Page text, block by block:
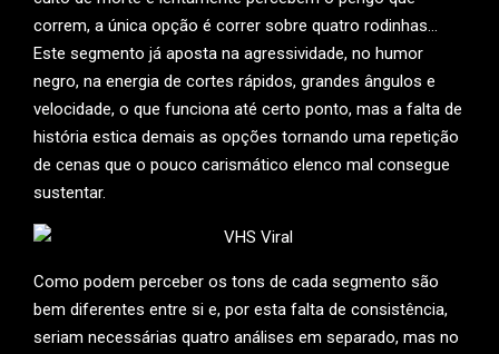
correm, a única opção é correr sobre quatro rodinhas…
Este segmento já aposta na agressividade, no humor
negro, na energia de cortes rápidos, grandes ângulos e
velocidade, o que funciona até certo ponto, mas a falta de
história estica demais as opções tornando uma repetição
de cenas que o pouco carismático elenco mal consegue
sustentar.
Como podem perceber os tons de cada segmento são
bem diferentes entre si e, por esta falta de consistência,
seriam necessárias quatro análises em separado, mas no